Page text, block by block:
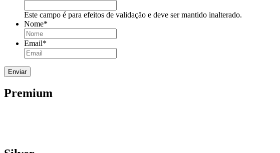
Este campo é para efeitos de validação e deve ser mantido inalterado.
Nome*
Email*
Premium